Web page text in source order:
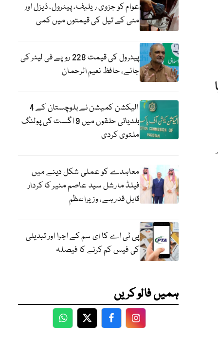
عوام کو جزوی ریلیف، پیٹرول، ڈیزل اور
مٹی کے تیل کی قیمتوں میں کمی
پیٹرول کی قیمت 228 روپے فی لیٹر کی
جائے، حافظ نعیم الرحمان
الیکشن کمیشن نے بلوچستان کے 4
بلدیاتی حلقوں میں 9 اگست کی پولنگ
ملتوی کردی
معاہدے کو عملی شکل دینے میں
فیلڈ مارشل سید عاصم منیر کا کردار
قابل قدر ہے، وزیراعظم
پی ٹی اے کا ای سم کے اجرا اور تبدیلی
کی فیس کم کرنے کا فیصلہ
ہمیں فالو کریں
WhatsApp
TwitterFacebookFacebook